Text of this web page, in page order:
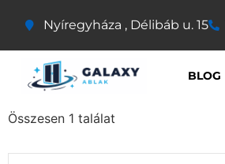
Nyíregyháza , Délibáb u. 15
BLOG
Összesen 1 találat